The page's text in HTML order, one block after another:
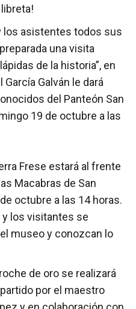
los asistentes todos sus
una visita
de la historia”, en
Galván le dará
del Panteón San
19 de octubre a las
Frese estará al frente
Macabras de San
octubre a las 14 horas.
y los visitantes se
museo y conozcan lo
de oro se realizará
por el maestro